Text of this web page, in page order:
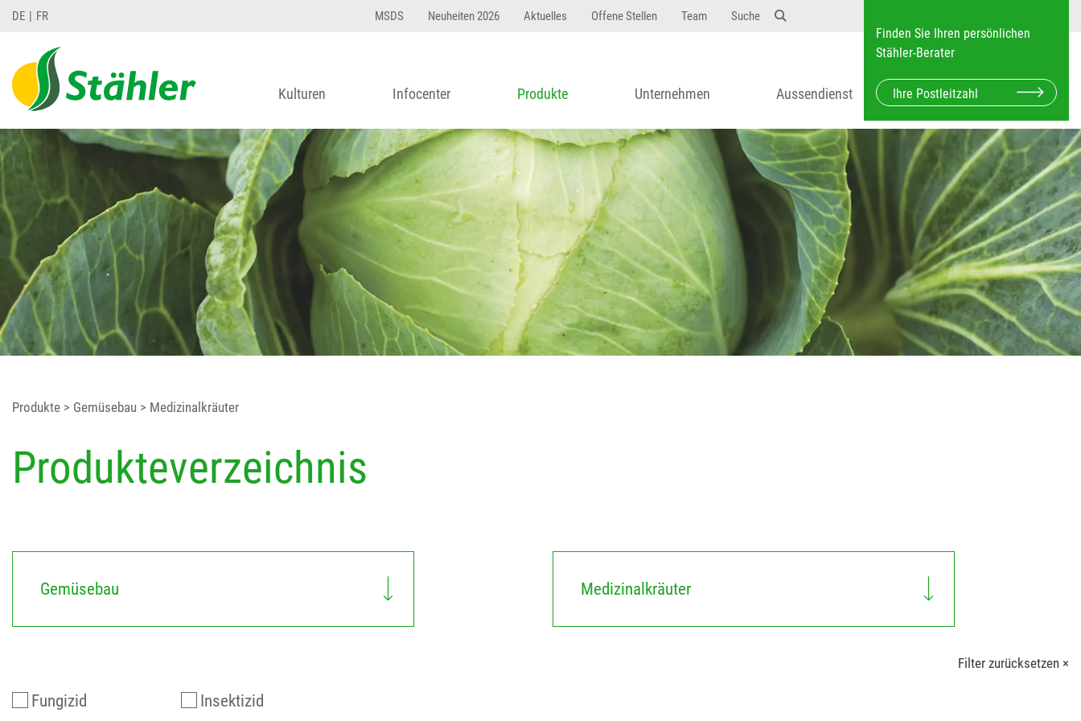
DE FR MSDS Neuheiten 2026 Aktuelles Offene Stellen Team Suche
Finden Sie Ihren persönlichen
Stähler-Berater
Kulturen Infocenter Produkte Unternehmen Aussendienst
Produkte > Gemüsebau > Medizinalkräuter
Produkteverzeichnis
Gemüsebau Medizinalkräuter
Filter zurücksetzen ×
Fungizid Insektizid